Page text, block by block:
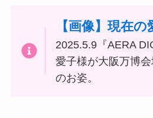
【画像】現在の
2025.5.9『AERA
愛子様が大阪万博
のお姿。